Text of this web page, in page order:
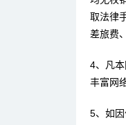
取法律
差旅费
4、凡
丰富网
5、如